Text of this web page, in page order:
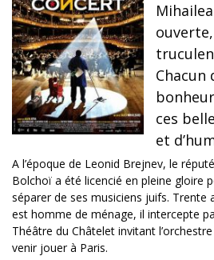
Chacun
ces
et
A l’époque de Leonid Brejnev, le
Bolchoï a été licencié en pleine gloire
séparer de ses musiciens juifs. Trente
est homme de ménage, il intercepte
Théâtre du Châtelet invitant
venir jouer à Paris.